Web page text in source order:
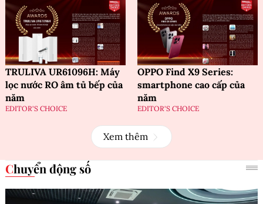
TRULIVA UR61096H: Máy
lọc nước RO âm tủ bếp của
năm
EDITOR'S CHOICE
OPPO Find X9 Series:
smartphone cao cấp của
năm
EDITOR'S CHOICE
Xem thêm
Chuyển động số